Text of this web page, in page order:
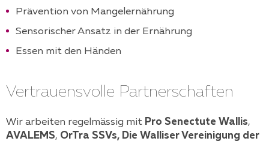
Prävention von Mangelernährung
Sensorischer Ansatz in der Ernährung
Essen mit den Händen
Vertrauensvolle Partnerschaften
Wir arbeiten regelmässig mit Pro Senectute Wallis,
AVALEMS, OrTra SSVs, Die Walliser Vereinigung der